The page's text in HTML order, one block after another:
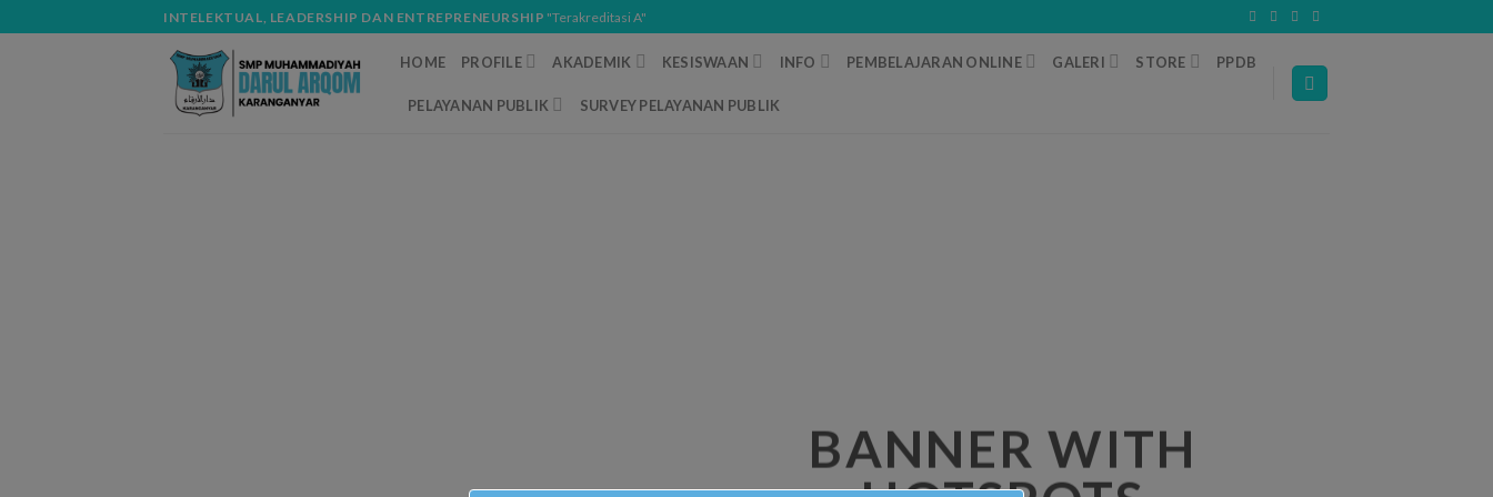
to
INTELEKTUAL, LEADERSHIP DAN ENTREPRENEURSHIP "Terakreditasi A"
HOME PROFILE AKADEMIK KESISWAAN INFO PEMBELAJARAN ONLINE GALERI STORE PPDB
PELAYANAN PUBLIK SURVEY PELAYANAN PUBLIK
BANNER WITH